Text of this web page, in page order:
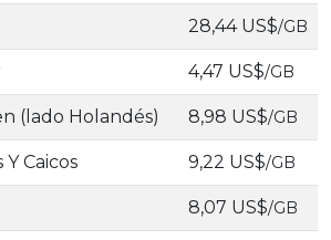
28,44 US$/GB
4,47 US$/GB
(lado Holandés) 8,98 US$/GB
Y Caicos 9,22 US$/GB
8,07 US$/GB